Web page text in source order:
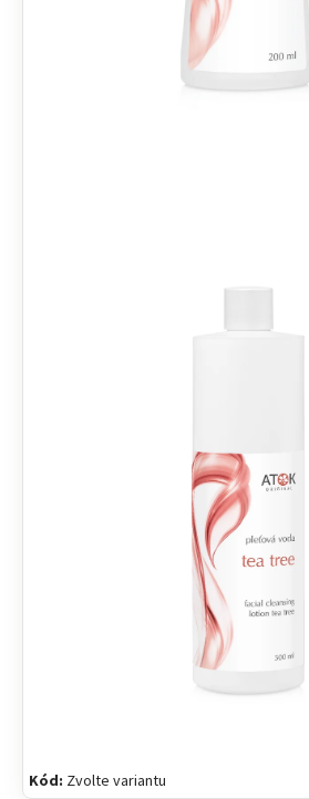
Kód: Zvolte variantu